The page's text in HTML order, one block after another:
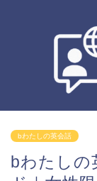
bわたしの英会話
bわたしの